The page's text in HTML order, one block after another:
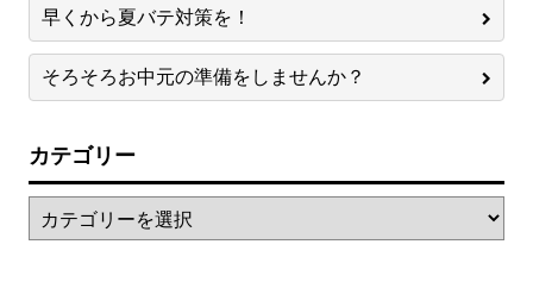
早くから夏バテ対策を！
そろそろお中元の準備をしませんか？
カテゴリー